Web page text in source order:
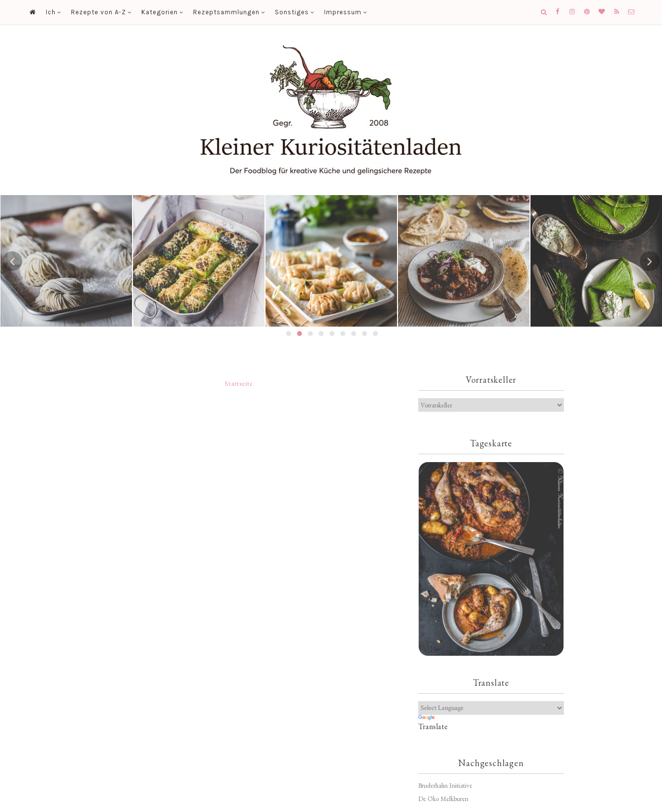
Ich Rezepte von A-Z Kategorien Rezeptsammlungen Sonstiges Impressum
Hausgemachte Ramen-Nudeln Risotto-Wirsing-Rouladen
Gedämpfte Jiaozi mit
Schweinefleischfüllung | 餃子 / 饺
子
Texanisches Chili con Carne
Spinatpfannkuchen mit
Kräuterquark
Startseite Vorratskeller
Tageskarte
Geschmorte Hähnchenschenkel auf
Paprikakraut und kleinen Kartoffeln
Translate
Translate
Nachgeschlagen
Bruderhahn Initiative
De Öko Melkburen